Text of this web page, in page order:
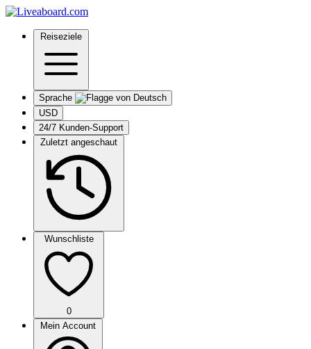
Reiseziele
Sprache
USD
24/7 Kunden-Support
Zuletzt angeschaut
Wunschliste
0
Mein Account